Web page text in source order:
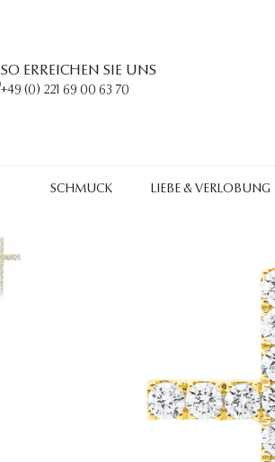
SO ERREICHEN SIE UNS
+49 (0) 221 69 00 63 70
SCHMUCK LIEBE & VERLOBUNG